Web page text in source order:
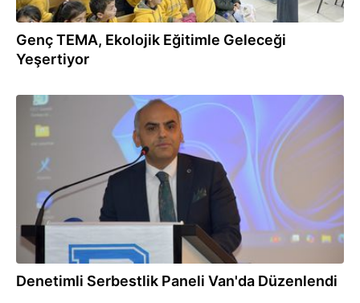
Genç TEMA, Ekolojik Eğitimle Geleceği
Yeşertiyor
12.12.2025
Denetimli Serbestlik Paneli Van'da Düzenlendi